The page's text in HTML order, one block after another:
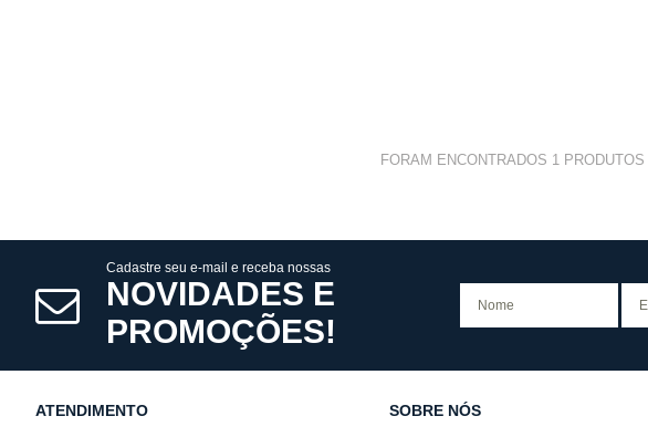
FORAM ENCONTRADOS 1PRODUTOS
Cadastre seu e-mail e receba nossas
NOVIDADES E
PROMOÇÕES!
ATENDIMENTO SOBRE NÓS